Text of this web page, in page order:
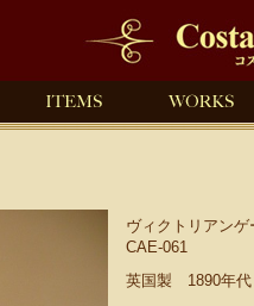
ヴィクトリアン
CAE-061
英国製 1890年